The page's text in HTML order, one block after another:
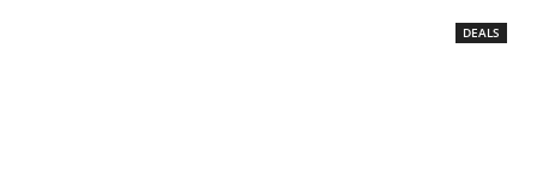
DEALS